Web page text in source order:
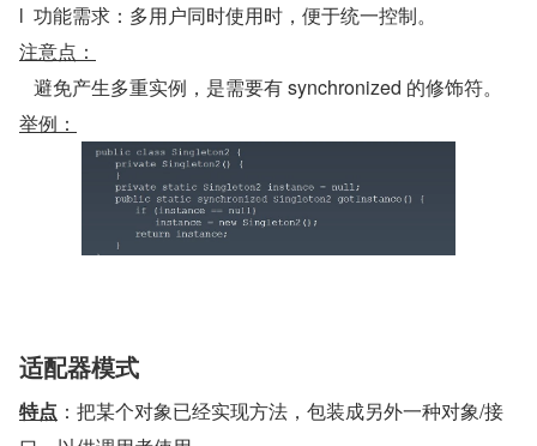
l  功能需求：多用户同时使用时，便于统一控制。
注意点：
避免产生多重实例，是需要有 synchronized 的修饰符。
举例：
适配器模式
特点 ：把某个对象已经实现方法，包装成另外一种对象/接